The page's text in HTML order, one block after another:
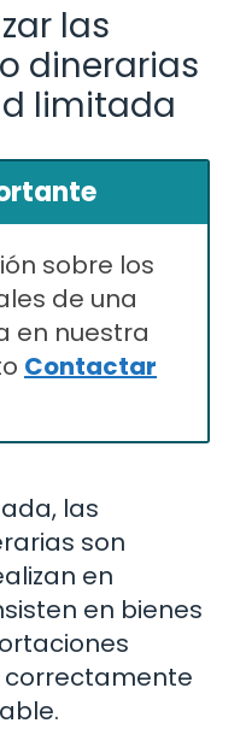
las
dinerarias
limitada
sobre los
de una
en nuestra
Contactar
las
son
en
en bienes